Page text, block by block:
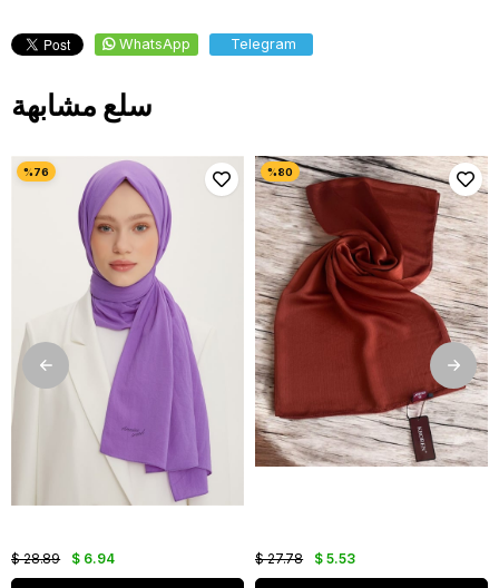
WhatsApp Telegram
سلع مشابهة
$ 6.94
$ 28.89 $ 5.53
$ 27.78